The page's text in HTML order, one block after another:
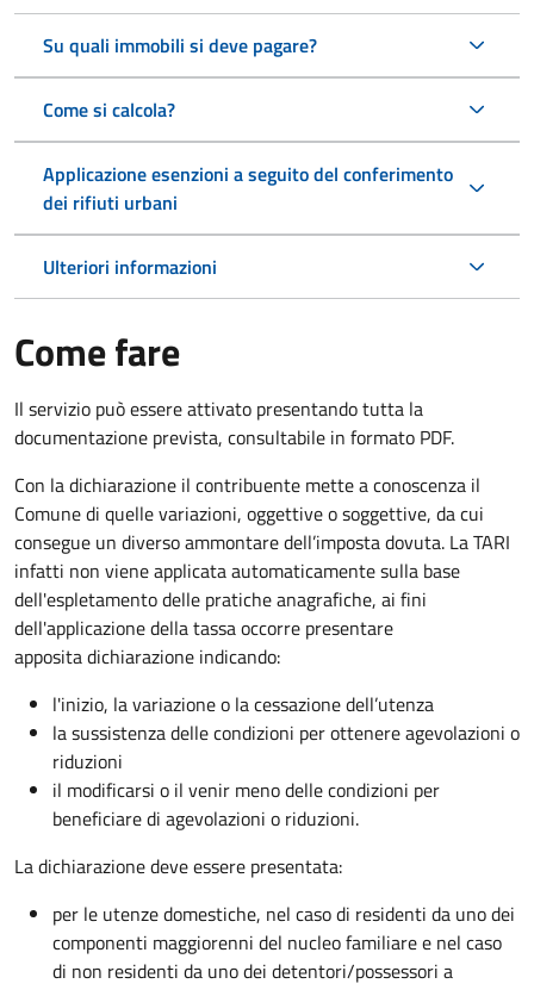
Su quali immobili si deve pagare?
Come si calcola?
Applicazione esenzioni a seguito del conferimento
dei rifiuti urbani
Ulteriori informazioni
Come fare
Il servizio può essere attivato presentando tutta la
documentazione prevista, consultabile in formato PDF.
Con la dichiarazione il contribuente mette a conoscenza il
Comune di quelle variazioni, oggettive o soggettive, da cui
consegue un diverso ammontare dell’imposta dovuta. La TARI
infatti non viene applicata automaticamente sulla base
dell'espletamento delle pratiche anagrafiche, ai fini
dell'applicazione della tassa occorre presentare
apposita dichiarazione indicando:
l'inizio, la variazione o la cessazione dell’utenza
la sussistenza delle condizioni per ottenere agevolazioni o
riduzioni
il modificarsi o il venir meno delle condizioni per
beneficiare di agevolazioni o riduzioni.
La dichiarazione deve essere presentata:
per le utenze domestiche, nel caso di residenti da uno dei
componenti maggiorenni del nucleo familiare e nel caso
di non residenti da uno dei detentori/possessori a